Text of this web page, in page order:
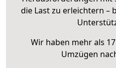
die Last zu erleichtern –
Wir haben mehr als
Umzügen